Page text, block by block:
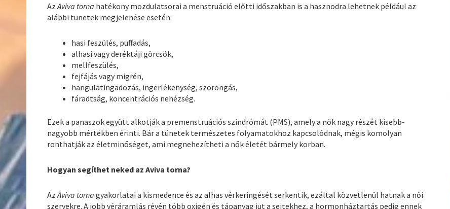
AzAviva torna hatékony mozdulatsorai a menstruáció előtti időszakban is a hasznodra lehetnek például az
alábbi tünetek megjelenése esetén:
hasi feszülés, puffadás,
alhasi vagy deréktáji görcsök,
mellfeszülés,
fejfájás vagy migrén,
hangulatingadozás, ingerlékenység, szorongás,
fáradtság, koncentrációs nehézség.
Ezek a panaszok együtt alkotják a premenstruációs szindrómát (PMS), amely a nők nagy részét kisebb-
nagyobb mértékben érinti. Bár a tünetek természetes folyamatokhoz kapcsolódnak, mégis komolyan
ronthatják az életminőséget, ami megnehezítheti a nők életét bármely korban.
Hogyan segíthet neked az Aviva torna?
AzAviva torna gyakorlatai a kismedence és az alhas vérkeringését serkentik, ezáltal közvetlenül hatnak a női
szervekre. A jobb véráramlás révén több oxigén és tápanyag jut a sejtekhez, a hormonháztartás pedig ennek